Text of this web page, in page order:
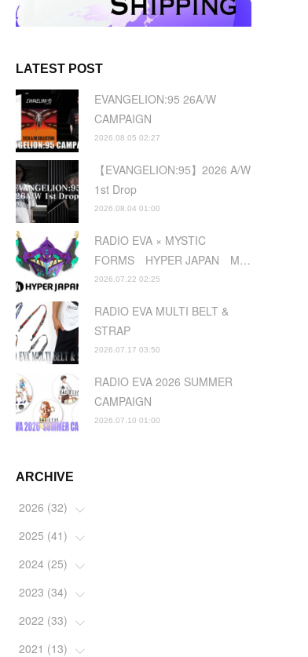
LATEST POST
EVANGELION:95 26A/W
CAMPAIGN
2026.08.05 02:27
【EVANGELION:95】2026 A/W
1st Drop
2026.08.04 01:00
RADIO EVA × MYSTIC
FORMS HYPER JAPAN M…
2026.07.22 02:25
RADIO EVA MULTI BELT &
STRAP
2026.07.17 03:50
RADIO EVA 2026 SUMMER
CAMPAIGN
2026.07.10 01:00
ARCHIVE
2026 (32)
(2)
(4)
(2)
(3)
(4)
2025 (41)
(5)
(4)
(4)
(7)
2024 (25)
(1)
(2)
(2)
2023 (34)
(3)
(4)
2022 (33)
(3)
2021 (13)